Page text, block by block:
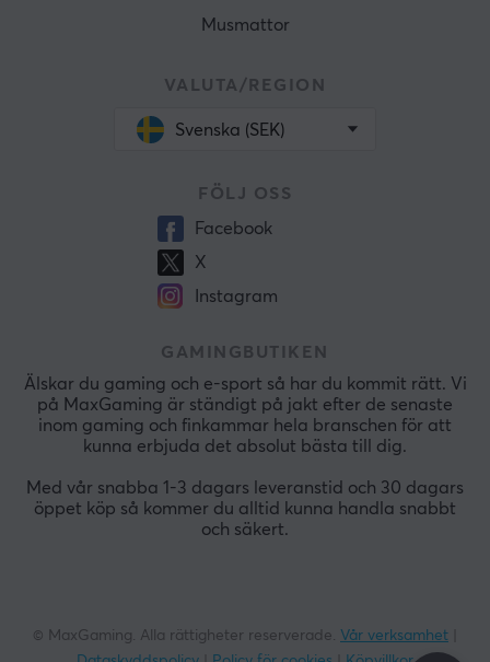
Musmattor
VALUTA/REGION
Svenska (SEK)
FÖLJ OSS
Facebook
X
Instagram
GAMINGBUTIKEN
Älskar du gaming och e-sport så har du kommit rätt. Vi
på MaxGaming är ständigt på jakt efter de senaste
inom gaming och finkammar hela branschen för att
kunna erbjuda det absolut bästa till dig.
Med vår snabba 1-3 dagars leveranstid och 30 dagars
öppet köp så kommer du alltid kunna handla snabbt
och säkert.
© MaxGaming. Alla rättigheter reserverade. Vår verksamhet